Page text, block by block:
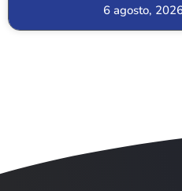
6 agosto,